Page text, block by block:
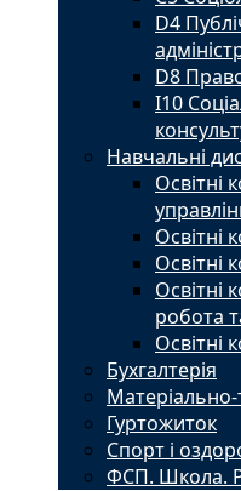
D4
D8
I10
Навчальні
Освітні
Освітні
Освітні
Освітні
робота
Освітні
Бухгалтерія
Матеріально-
Гуртожиток
Спорт і
ФСП. Школа.